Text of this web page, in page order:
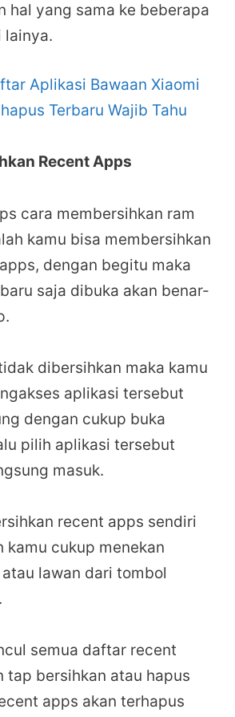
hal yang sama ke beberapa
lainya.
Aplikasi Bawaan Xiaomi
Terbaru Wajib Tahu
Recent Apps
cara membersihkan ram
kamu bisa membersihkan
dengan begitu maka
saja dibuka akan benar-
dibersihkan maka kamu
aplikasi tersebut
dengan cukup buka
pilih aplikasi tersebut
masuk.
recent apps sendiri
kamu cukup menekan
lawan dari tombol
semua daftar recent
tap bersihkan atau hapus
apps akan terhapus